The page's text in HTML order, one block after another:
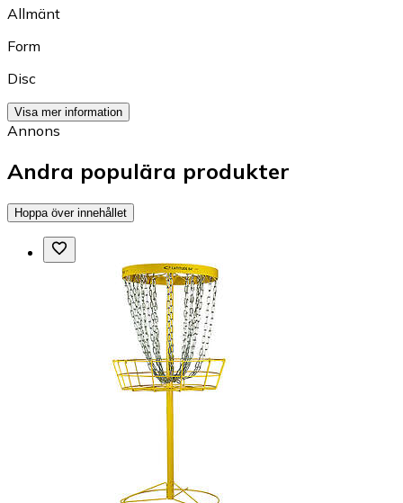
Allmänt
Form
Disc
Visa mer information
Annons
Andra populära produkter
Hoppa över innehållet